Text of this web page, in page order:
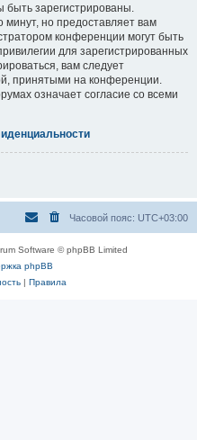
зарегистрированы.
минут, но предоставляет вам
конференции могут быть
для зарегистрированных
вам следует
принятыми на конференции.
означает согласие со всеми
Часовой пояс: UTC+03:00
Software © phpBB Limited
phpBB
| Правила